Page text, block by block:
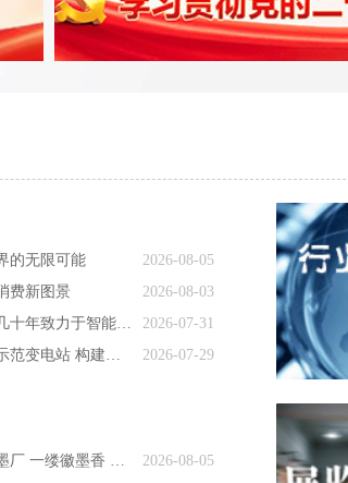
2026-08-05
的无限可能
2026-08-03
费新图景
2026-07-31
中国工程院院士罗锡文几十年致力于智能农机研发—— “泥腿”院士办起智慧农场
2026-07-29
探访国内首座量子应用示范变电站 构建新型电力系统，有套“量子方案”
2026-08-05
走进安徽歙县老胡开文墨厂 一缕徽墨香 玩转新消费